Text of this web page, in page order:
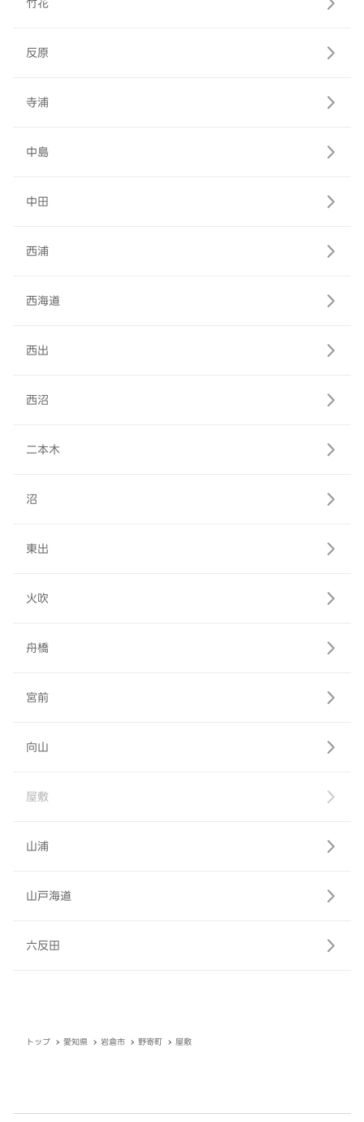
反原
寺浦
中島
中田
西浦
西海道
西出
西沼
二本木
沼
東出
火吹
舟橋
宮前
向山
屋敷
山浦
山戸海道
六反田
トップ 愛知県 岩倉市 野寄町 屋敷